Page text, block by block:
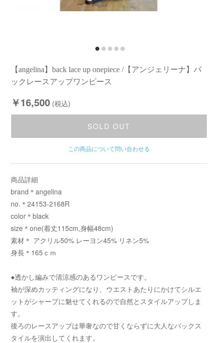
【angelina】back lace up onepiece /【アンジェリーナ】バ
ックレースアップワンピース
￥16,500 (税込)
SOLD OUT
この商品について問い合わせる
商品詳細
brand＊angelina
no.＊24153-2168R
color＊black
size＊one(着丈115cm,身幅48cm)
素材＊ アクリル50% レーヨン45% リネン5%
身長＊165ｃｍ
●透かし編みで清涼感のあるワンピースです。
袖が深めカッティングになり、ウエストあたりにかけてシルエ
ットがシャープに魅せてくれるので自然とスタイルアップしま
す。
後ろのレースアップは華奢なので甘くならずに大人なバックス
タイルを演出してくれます。